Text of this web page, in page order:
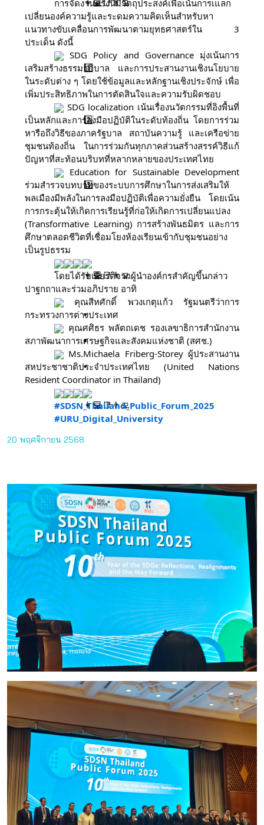
การจัดงานครั้งนี้มีวัตถุประสงค์เพื่อเน้นการเแลก
เปลี่ยนองค์ความรู้และระดมความคิดเห็นสำหรับหา
แนวทางขับเคลื่อนการพัฒนาตามยุทธศาสตร์ใน 3
ประเด็น ดังนี้
SDG Policy and Governance มุ่งเน้นการ
เสริมสร้างธรรมาภิบาล และการประสานงานเชิงนโยบาย
ในระดับต่าง ๆ โดยใช้ข้อมูลและหลักฐานเชิงประจักษ์ เพื่อ
เพิ่มประสิทธิภาพในการตัดสินใจและความรับผิดชอบ
SDG localization เน้นเรื่องนวัตกรรมที่อิงพื้นที่
เป็นหลักและการลงมือปฏิบัติในระดับท้องถิ่น โดยการร่วม
หารือถึงวิธีของภาครัฐบาล สถาบันความรู้ และเครือข่าย
ชุมชนท้องถิ่น ในการร่วมกันทุกภาคส่วนสร้างสรรค์วิธีแก้
ปัญหาที่สะท้อนบริบทที่หลากหลายของประเทศไทย
Education for Sustainable Development
ร่วมสำรวจบทบาทของระบบการศึกษาในการส่งเสริมให้
พลเมืองมีพลังในการลงมือปฏิบัติเพื่อความยั่งยืน โดยเน้น
การกระตุ้นให้เกิดการเรียนรู้ที่ก่อให้เกิดการเปลี่ยนแปลง
(Transformative Learning) การสร้างพันธมิตร และการ
ศึกษาตลอดชีวิตที่เชื่อมโยงห้องเรียนเข้ากับชุมชนอย่าง
เป็นรูปธรรม
โดยได้รับเกียรติจากผู้นำองค์กรสำคัญขึ้นกล่าว
ปาฐกถาและร่วมอภิปราย อาทิ
คุณสีหศักดิ์ พวงเกตุแก้ว รัฐมนตรีว่าการ
กระทรวงการต่างประเทศ
คุณศศิธร พลัตถเดช รองเลขาธิการสำนักงาน
สภาพัฒนาการเศรษฐกิจและสังคมแห่งชาติ (สศช.)
Ms.Michaela Friberg-Storey ผู้ประสานงาน
สหประชาชาติประจำประเทศไทย (United Nations
Resident Coordinator in Thailand)
#SDSN_Thailand_Public_Forum_2025
#URU_Digital_University
20 พฤศจิกายน 2568